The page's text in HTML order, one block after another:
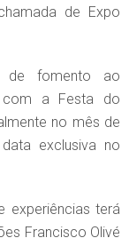
de Expo
de fomento ao
com a Festa do
no mês de
exclusiva no
experiências terá
Francisco Olivé